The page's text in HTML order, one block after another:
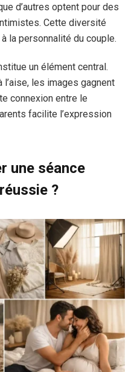
d’autres optent pour des
Cette diversité
la personnalité du couple.
un élément central.
les images gagnent
connexion entre le
facilite l’expression
une séance
?